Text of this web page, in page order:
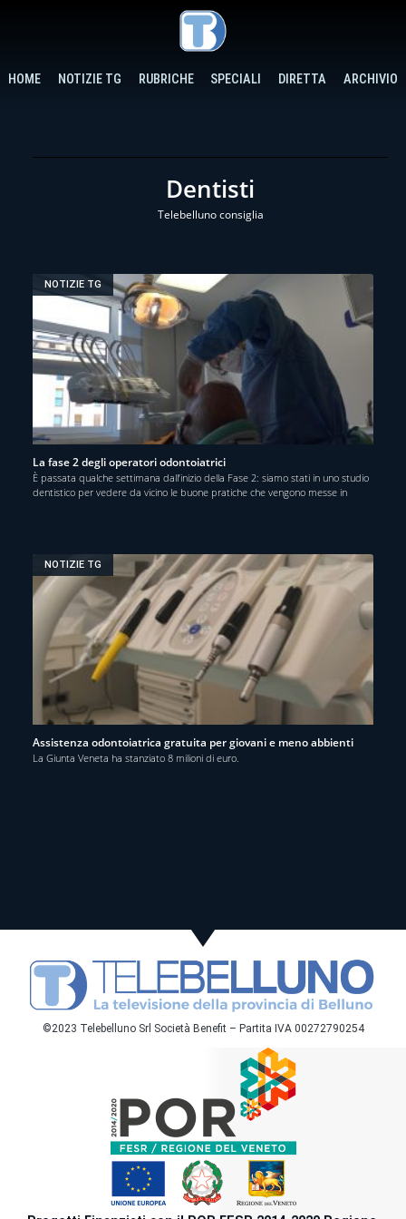
HOME NOTIZIE TG RUBRICHE SPECIALI DIRETTA ARCHIVIO
Dentisti
Telebelluno consiglia
NOTIZIE TG
La fase 2 degli operatori odontoiatrici
È passata qualche settimana dall’inizio della Fase 2: siamo stati in uno studio
dentistico per vedere da vicino le buone pratiche che vengono messe in
NOTIZIE TG
Assistenza odontoiatrica gratuita per giovani e meno abbienti
La Giunta Veneta ha stanziato 8 milioni di euro.
©2023 Telebelluno Srl Società Benefit – Partita IVA 00272790254